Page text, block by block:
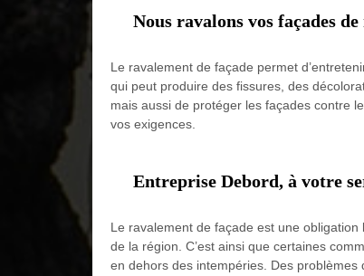
Nous ravalons vos façades de
Le ravalement de façade permet
qui peut produire des fissures, des
mais aussi de protéger les façades contre
vos exigences.
Entreprise Debord, à votre
Le ravalement de façade est une
de la région. C’est ainsi que certaines
en dehors des intempéries. Des problèmes